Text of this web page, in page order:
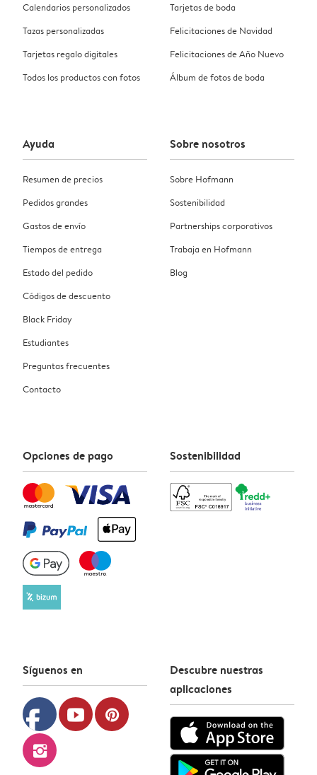
Calendarios personalizados
Tazas personalizadas
Tarjetas regalo digitales
Todos los productos con fotos
Tarjetas de boda
Felicitaciones de Navidad
Felicitaciones de Año Nuevo
Álbum de fotos de boda
Ayuda
Resumen de precios
Pedidos grandes
Gastos de envío
Tiempos de entrega
Estado del pedido
Códigos de descuento
Black Friday
Estudiantes
Preguntas frecuentes
Contacto
Sobre nosotros
Sobre Hofmann
Sostenibilidad
Partnerships corporativos
Trabaja en Hofmann
Blog
Opciones de pago Sostenibilidad
Síguenos en
facebook youtube pinterest
instagram
Descubre nuestras
aplicaciones